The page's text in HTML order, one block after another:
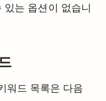
는 옵션이 없습니
워드 목록은 다음